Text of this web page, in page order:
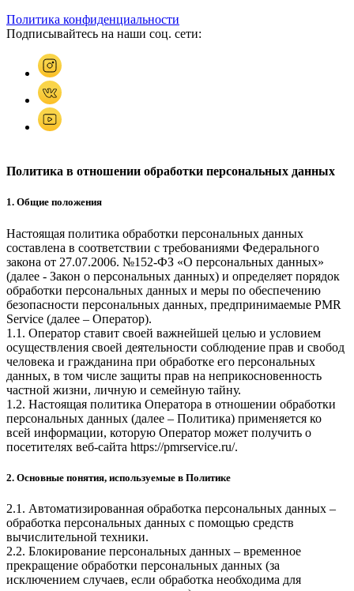
Политика конфиденциальности
Подписывайтесь на наши соц. сети:
Политика в отношении обработки персональных данных
1. Общие положения
Настоящая политика обработки персональных данных
составлена в соответствии с требованиями Федерального
закона от 27.07.2006. №152-ФЗ «О персональных данных»
(далее - Закон о персональных данных) и определяет порядок
обработки персональных данных и меры по обеспечению
безопасности персональных данных, предпринимаемые PMR
Service (далее – Оператор).
1.1. Оператор ставит своей важнейшей целью и условием
осуществления своей деятельности соблюдение прав и свобод
человека и гражданина при обработке его персональных
данных, в том числе защиты прав на неприкосновенность
частной жизни, личную и семейную тайну.
1.2. Настоящая политика Оператора в отношении обработки
персональных данных (далее – Политика) применяется ко
всей информации, которую Оператор может получить о
посетителях веб-сайта https://pmrservice.ru/.
2. Основные понятия, используемые в Политике
2.1. Автоматизированная обработка персональных данных –
обработка персональных данных с помощью средств
вычислительной техники.
2.2. Блокирование персональных данных – временное
прекращение обработки персональных данных (за
исключением случаев, если обработка необходима для